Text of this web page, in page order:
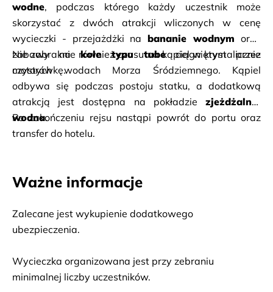
wodne, podczas którego każdy uczestnik może
skorzystać z dwóch atrakcji wliczonych w cenę
wycieczki - przejażdżki na bananie wodnym oraz
zabawy na kole typu tube ciągniętym przez
motorówkę.
Nie zabraknie również czasu na kąpiel w krystalicznie
czystych wodach Morza Śródziemnego. Kąpiel
odbywa się podczas postoju statku, a dodatkową
atrakcją jest dostępna na pokładzie zjeżdżalnia
wodna.
Po zakończeniu rejsu nastąpi powrót do portu oraz
transfer do hotelu.
Ważne informacje
Zalecane jest wykupienie dodatkowego
ubezpieczenia.
Wycieczka organizowana jest przy zebraniu
minimalnej liczby uczestników.